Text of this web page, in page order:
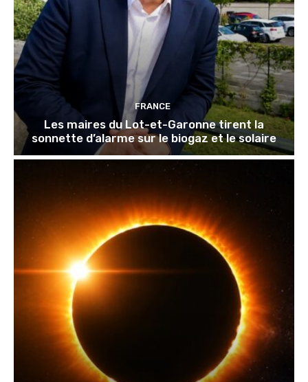
FRANCE
Les maires du Lot-et-Garonne tirent la
sonnette d’alarme sur le biogaz et le solaire